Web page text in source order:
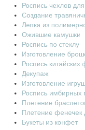
Роспись чехлов
Создание
Лепка из
Ожившие камушки
Роспись по стеклу
Изготовление
Роспись китайских
Декупаж
Изготовление
Роспись имбирных
Плетение
Плетение фенечек
Букеты из конфет